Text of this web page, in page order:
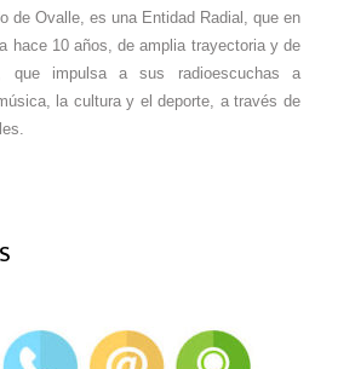
de Ovalle, es una Entidad Radial, que en
hace 10 años, de amplia trayectoria y de
que impulsa a sus radioescuchas a
la cultura y el deporte, a través de